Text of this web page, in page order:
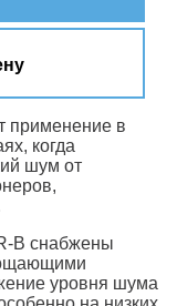
применение в
когда
шум от
B снабжены
уровня шума